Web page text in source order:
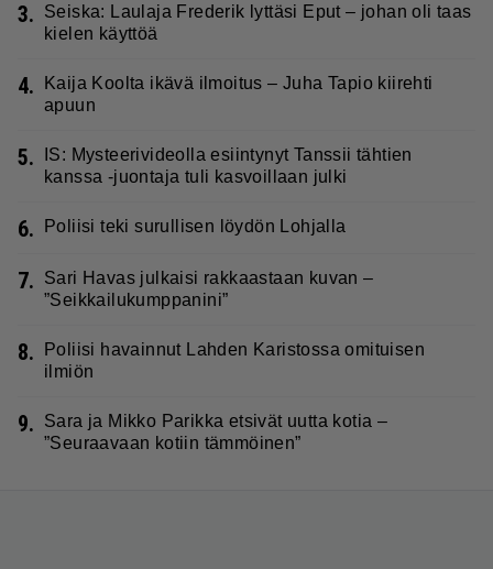
3.
Seiska: Laulaja Frederik lyttäsi Eput – johan oli taas
kielen käyttöä
4.
Kaija Koolta ikävä ilmoitus – Juha Tapio kiirehti
apuun
5.
IS: Mysteerivideolla esiintynyt Tanssii tähtien
kanssa -juontaja tuli kasvoillaan julki
6. Poliisi teki surullisen löydön Lohjalla
7.
Sari Havas julkaisi rakkaastaan kuvan –
”Seikkailukumppanini”
8.
Poliisi havainnut Lahden Karistossa omituisen
ilmiön
9.
Sara ja Mikko Parikka etsivät uutta kotia –
”Seuraavaan kotiin tämmöinen”